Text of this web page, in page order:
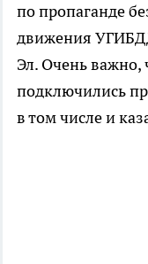
по пропаганде
движения
Эл. Очень важно,
подключились
в том числе и